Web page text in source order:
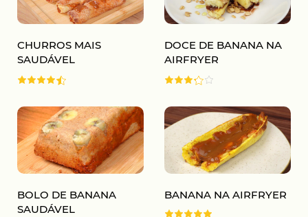
CHURROS MAIS
SAUDÁVEL
DOCE DE BANANA NA
AIRFRYER
BOLO DE BANANA
SAUDÁVEL
BANANA NA AIRFRYER